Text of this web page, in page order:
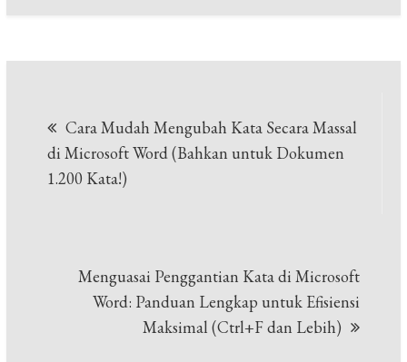
pos
Cara Mudah Mengubah Kata Secara Massal
di Microsoft Word (Bahkan untuk Dokumen
1.200 Kata!)
Menguasai Penggantian Kata di Microsoft
Word: Panduan Lengkap untuk Efisiensi
Maksimal (Ctrl+F dan Lebih)